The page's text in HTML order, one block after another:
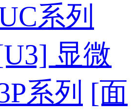
系列
显微
系列 [面